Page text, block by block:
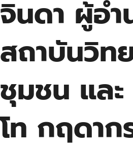
จินดา ผู้อำ
สถาบันวิท
ชุมชน แล
โท กฤดา